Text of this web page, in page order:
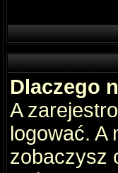
Dlaczego
A
logować. A
zobaczysz